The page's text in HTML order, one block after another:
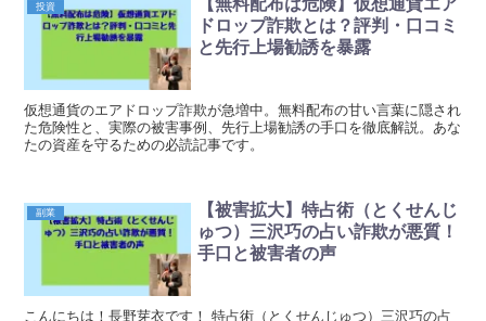
投資
ドロップ詐欺とは？評判・口コミ
と先行上場勧誘を暴露
仮想通貨のエアドロップ詐欺が急増中。無料配布の甘い言葉に隠され
た危険性と、実際の被害事例、先行上場勧誘の手口を徹底解説。あな
たの資産を守るための必読記事です。
副業
【被害拡大】特占術（とくせんじ
ゅつ）三沢巧の占い詐欺が悪質！
手口と被害者の声
こんにちは！長野芽衣です！ 特占術（とくせんじゅつ）三沢巧の占